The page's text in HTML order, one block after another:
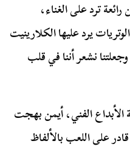
ترد على الغناء،
يرد عليها الكلارينيت
وجعلتنا نشعر أننا في قلب
الفني، أيمن بهجت
على اللعب بالألفاظ